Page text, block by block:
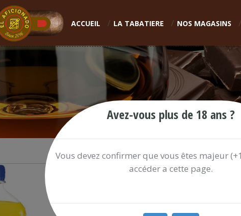
ACCUEIL LA TABATIERE NOS MAGASINS
FANTA 1,5L ORANGE
3.16 €
Avez-vous plus de 18 ans ?
Vous devez confirmer que vous êtes majeur
accéder a cette page.